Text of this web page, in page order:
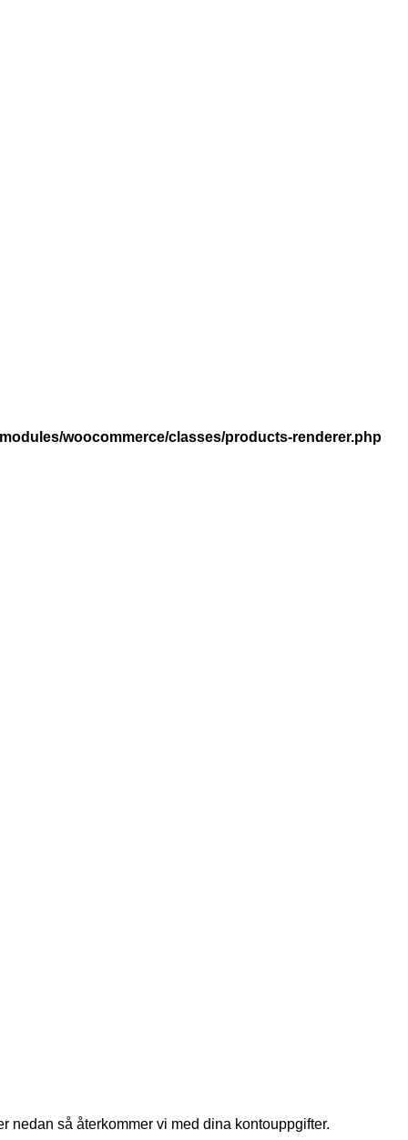
woocommerce/classes/products-renderer.php
nedan så återkommer vi med dina kontouppgifter.